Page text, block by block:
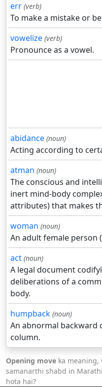
err (verb)
To make a mistake or
vowelize (verb)
Pronounce as a vowel.
abidance (noun)
Acting according to
atman (noun)
The conscious and
inert mind-body
attributes) that makes
woman (noun)
An adult female person
act (noun)
A legal document
deliberations of a
body.
humpback (noun)
An abnormal backward
column.
Opening move ka meaning,
samanarthi shabd in
hota hai?